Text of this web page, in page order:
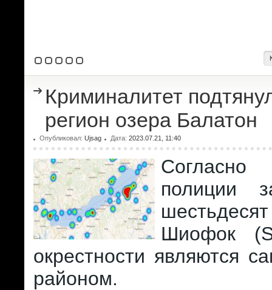
Криминалитет
регион озера Балатон
Опубликовал: Ujsag Дата: 2023.07.21, 11:40
Согласно
полиции
Шиофок
окрестности являются
районом.